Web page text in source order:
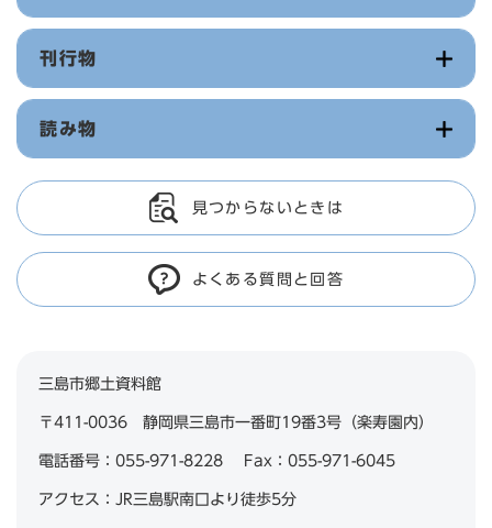
刊行物
読み物
見つからないときは
よくある質問と回答
三島市郷土資料館
〒411-0036 静岡県三島市一番町19番3号（楽寿園内）
電話番号：055-971-8228 Fax：055-971-6045
アクセス：JR三島駅南口より徒歩5分